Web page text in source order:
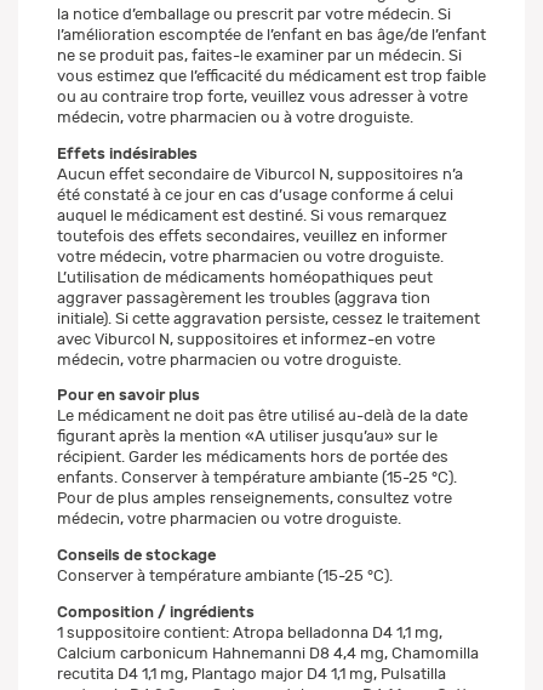
la notice d’emballage ou prescrit par votre médecin. Si
l’amélioration escomptée de l’enfant en bas âge/de l’enfant
ne se produit pas, faites-le examiner par un médecin. Si
vous estimez que l’efficacité du médicament est trop faible
ou au contraire trop forte, veuillez vous adresser à votre
médecin, votre pharmacien ou à votre droguiste.
Effets indésirables
Aucun effet secondaire de Viburcol N, suppositoires n’a
été constaté à ce jour en cas d’usage conforme á celui
auquel le médicament est destiné. Si vous remarquez
toutefois des effets secondaires, veuillez en informer
votre médecin, votre pharmacien ou votre droguiste.
L’utilisation de médicaments homéopathiques peut
aggraver passagèrement les troubles (aggrava tion
initiale). Si cette aggravation persiste, cessez le traitement
avec Viburcol N, suppositoires et informez-en votre
médecin, votre pharmacien ou votre droguiste.
Pour en savoir plus
Le médicament ne doit pas être utilisé au-delà de la date
figurant après la mention «A utiliser jusqu’au» sur le
récipient. Garder les médicaments hors de portée des
enfants. Conserver à température ambiante (15-25 °C).
Pour de plus amples renseignements, consultez votre
médecin, votre pharmacien ou votre droguiste.
Conseils de stockage
Conserver à température ambiante (15-25 °C).
Composition / ingrédients
1 suppositoire contient: Atropa belladonna D4 1,1 mg,
Calcium carbonicum Hahnemanni D8 4,4 mg, Chamomilla
recutita D4 1,1 mg, Plantago major D4 1,1 mg, Pulsatilla